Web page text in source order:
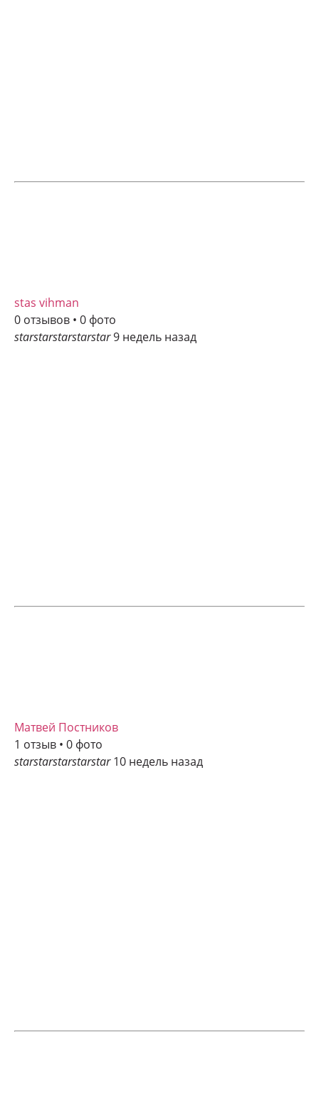
stas vihman
0 отзывов • 0 фото
starstarstarstarstar9 недель назад
Матвей Постников
1 отзыв • 0 фото
starstarstarstarstar 10 недель назад